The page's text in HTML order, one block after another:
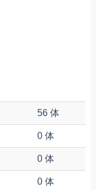
56 体
0 体
0 体
0 体